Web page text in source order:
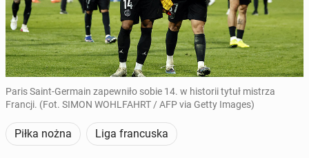
Paris Saint-Germain zapewniło sobie 14. w historii tytuł mistrza
Francji. (Fot. SIMON WOHLFAHRT / AFP via Getty Images)
Piłka nożna Liga francuska